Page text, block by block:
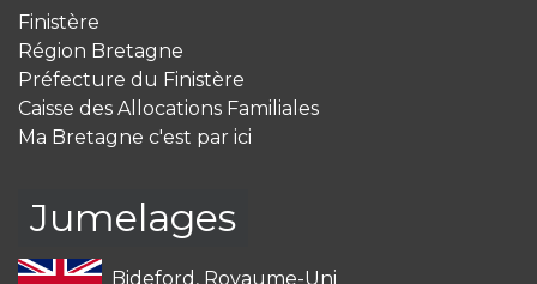
Finistère
Région Bretagne
Préfecture du Finistère
Caisse des Allocations Familiales
Ma Bretagne c'est par ici
Jumelages
Bideford, Royaume-Uni